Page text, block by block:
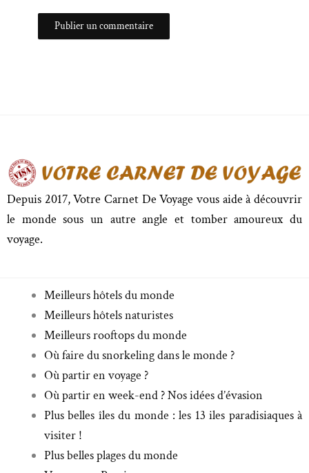
Depuis 2017, Votre Carnet De Voyage vous aide à découvrir
le monde sous un autre angle et tomber amoureux du
voyage.
Meilleurs hôtels du monde
Meilleurs hôtels naturistes
Meilleurs rooftops du monde
Où faire du snorkeling dans le monde ?
Où partir en voyage ?
Où partir en week-end ? Nos idées d’évasion
Plus belles îles du monde : les 13 iles paradisiaques à
visiter !
Plus belles plages du monde